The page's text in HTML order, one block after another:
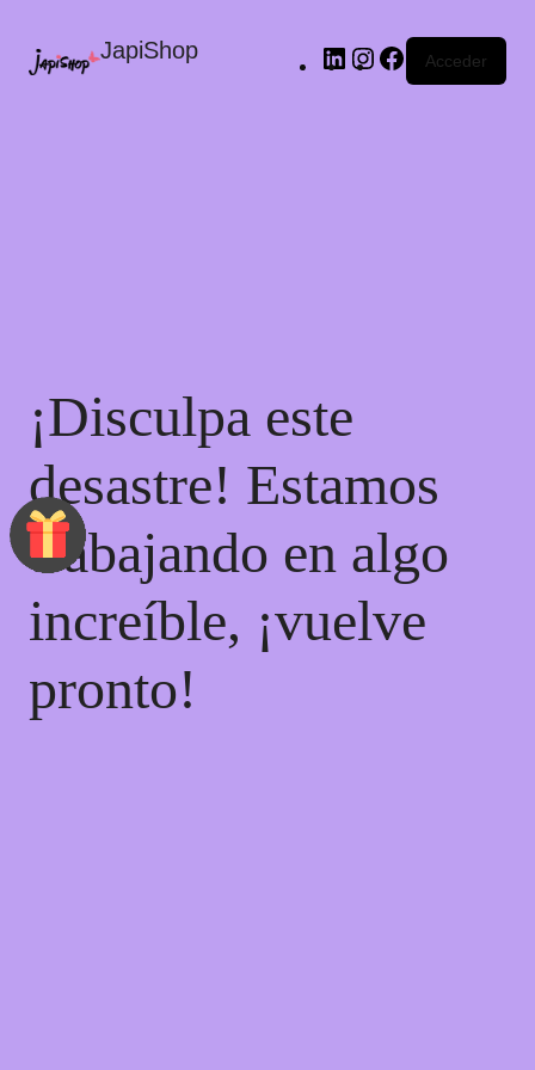
JapiShop Acceder
¡Disculpa este
desastre! Estamos
trabajando en algo
increíble, ¡vuelve
pronto!